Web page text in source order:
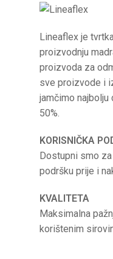
Lineaflex je
proizvodnju
proizvoda za
sve proizvode i
jamčimo
50%.
KORISNIČKA
Dostupni smo
podršku prije i
KVALITETA
Maksimalna
korištenim